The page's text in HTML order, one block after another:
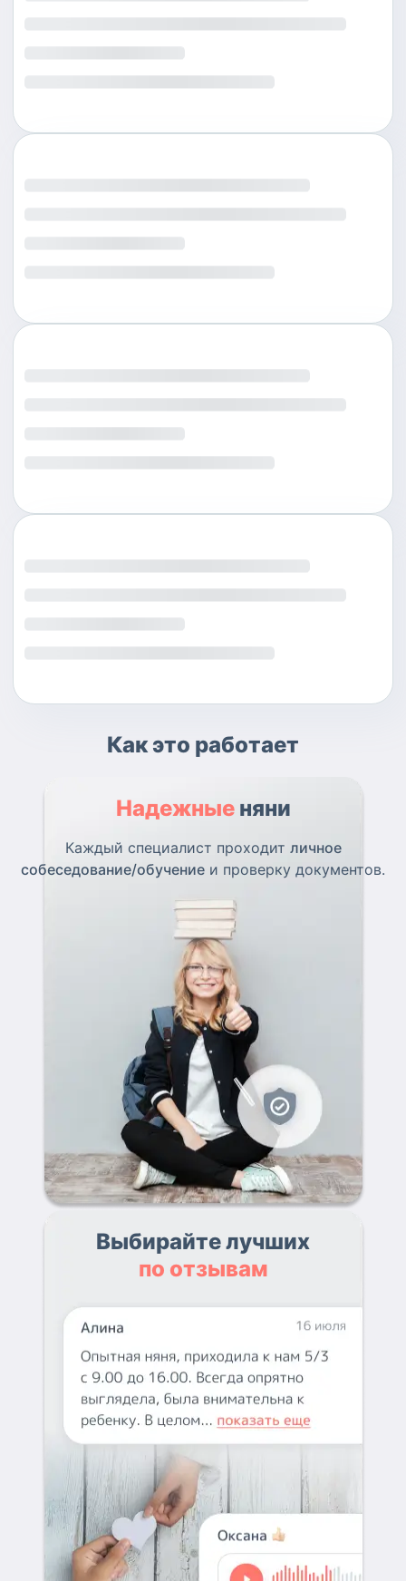
Как это работает
Надежные няни
Каждый специалист проходит личное
собеседование/обучение и проверку документов.
Выбирайте лучших
по отзывам